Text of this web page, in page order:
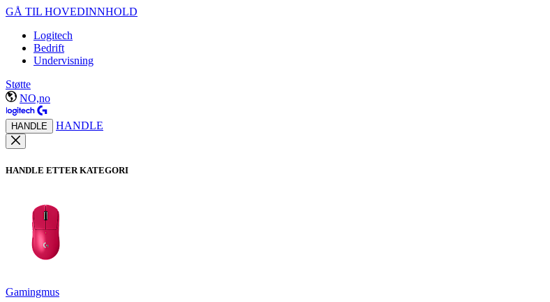
GÅ TIL HOVEDINNHOLD
Logitech
Bedrift
Undervisning
Støtte
NO,no
HANDLE HANDLE
HANDLE ETTER KATEGORI
Gamingmus